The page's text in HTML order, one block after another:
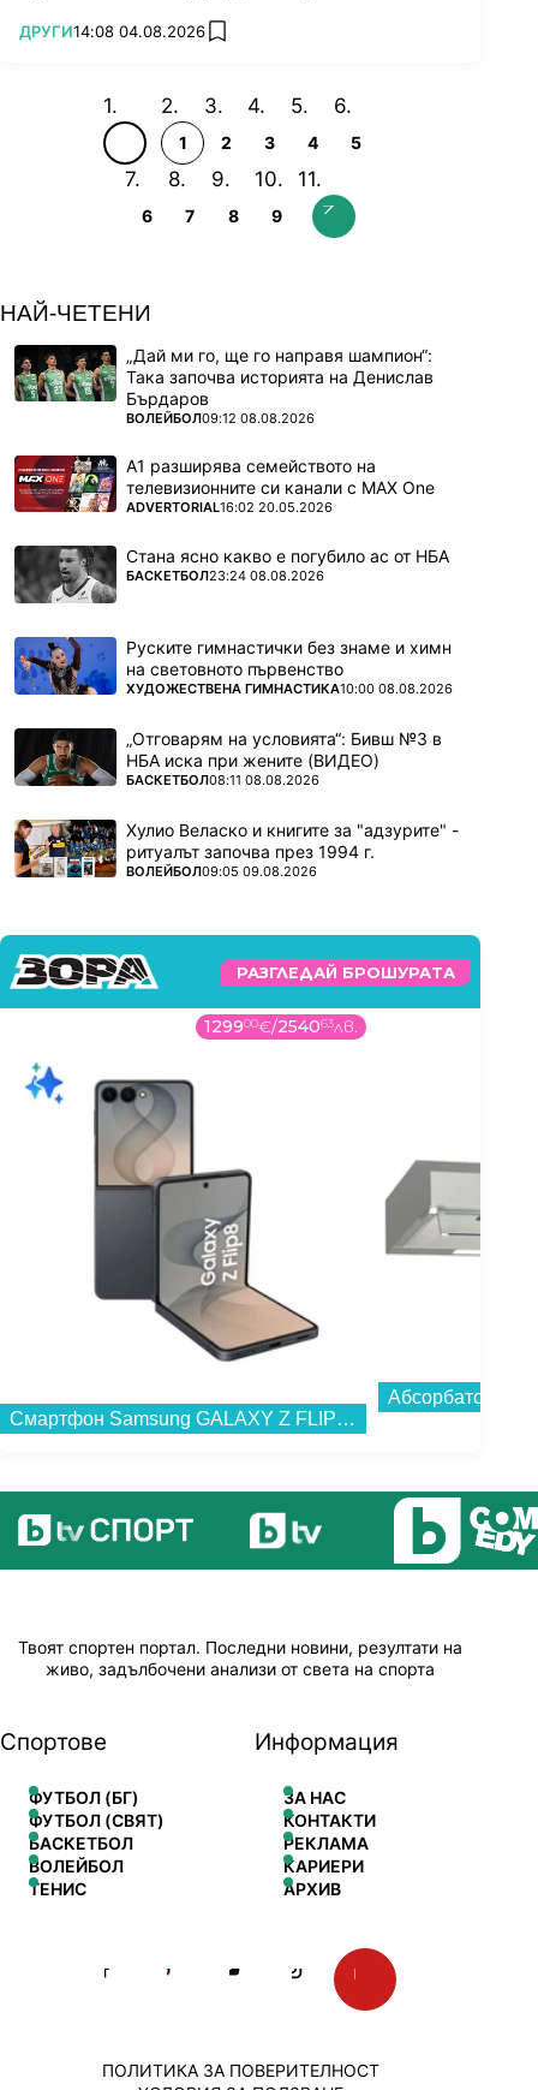
ПОВЕЧЕ ОТ
ДРУГИ14:08 04.08.2026 add favorites
1 2 3 4 5
6 7 8 9
НАЙ-ЧЕТЕНИ
„Дай ми го, ще го направя шампион“:
Така започва историята на Денислав
Бърдаров
ПОВЕЧЕ ОТ
ВОЛЕЙБОЛ09:12 08.08.2026
А1 разширява семейството на
телевизионните си канали с MAX One
ПОВЕЧЕ ОТ
ADVERTORIAL16:02 20.05.2026
Стана ясно какво е погубило ас от НБА
ПОВЕЧЕ ОТ
БАСКЕТБОЛ23:24 08.08.2026
Руските гимнастички без знаме и химн
на световното първенство
ПОВЕЧЕ ОТ
ХУДОЖЕСТВЕНА ГИМНАСТИКА10:00 08.08.2026
„Отговарям на условията“: Бивш №3 в
НБА иска при жените (ВИДЕО)
ПОВЕЧЕ ОТ
БАСКЕТБОЛ08:11 08.08.2026
Хулио Веласко и книгите за "адзурите" -
ритуалът започва през 1994 г.
ПОВЕЧЕ ОТ
ВОЛЕЙБОЛ09:05 09.08.2026
РАЗГЛЕДАЙ БРОШУРАТА
129900€/254063лв.
Смартфон Samsung GALAXY Z FLIP8 256GB GRAPHITE SM-F776BZKG , 12 GB, 256 GB...
Абсорбатор
Твоят спортен портал. Последни новини, резултати на
живо, задълбочени анализи от света на спорта
Спортове
ФУТБОЛ (БГ)
ФУТБОЛ (СВЯТ)
БАСКЕТБОЛ
ВОЛЕЙБОЛ
ТЕНИС
Информация
ЗА НАС
КОНТАКТИ
РЕКЛАМА
КАРИЕРИ
АРХИВ
ПОЛИТИКА ЗА ПОВЕРИТЕЛНОСТ